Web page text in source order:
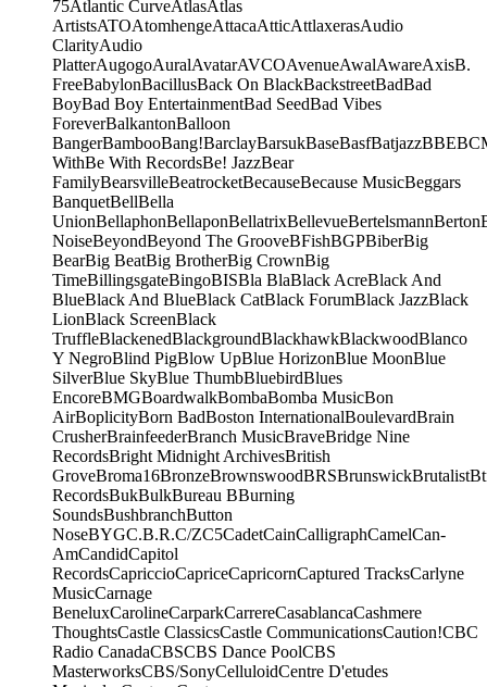
75Atlantic CurveAtlasAtlas
ArtistsATOAtomhengeAttacaAtticAttlaxerasAudio
ClarityAudio
PlatterAugogoAuralAvatarAVCOAvenueAwalAwareAxisB.
FreeBabylonBacillusBack On BlackBackstreetBadBad
BoyBad Boy EntertainmentBad SeedBad Vibes
ForeverBalkantonBalloon
BangerBambooBang!BarclayBarsukBaseBasfBatjazzBBE
WithBe With RecordsBe! JazzBear
FamilyBearsvilleBeatrocketBecauseBecause MusicBeggars
BanquetBellBella
UnionBellaphonBellaponBellatrixBellevueBertelsmannBerton
NoiseBeyondBeyond The GrooveBFishBGPBiberBig
BearBig BeatBig BrotherBig CrownBig
TimeBillingsgateBingoBISBla BlaBlack AcreBlack And
BlueBlack And BlueBlack CatBlack ForumBlack JazzBlack
LionBlack ScreenBlack
TruffleBlackenedBlackgroundBlackhawkBlackwoodBlanco
Y NegroBlind PigBlow UpBlue HorizonBlue MoonBlue
SilverBlue SkyBlue ThumbBluebirdBlues
EncoreBMGBoardwalkBombaBomba MusicBon
AirBoplicityBorn BadBoston InternationalBoulevardBrain
CrusherBrainfeederBranch MusicBraveBridge Nine
RecordsBright Midnight ArchivesBritish
GroveBroma16BronzeBrownswoodBRSBrunswickBrutalist
RecordsBukBulkBureau BBurning
SoundsBushbranchButton
NoseBYGC.B.R.C/ZC5CadetCainCalligraphCamelCan-
AmCandidCapitol
RecordsCapriccioCapriceCapricornCaptured TracksCarlyne
MusicCarnage
BeneluxCarolineCarparkCarrereCasablancaCashmere
ThoughtsCastle ClassicsCastle CommunicationsCaution!CBC
Radio CanadaCBSCBS Dance PoolCBS
MasterworksCBS/SonyCelluloidCentre D'etudes